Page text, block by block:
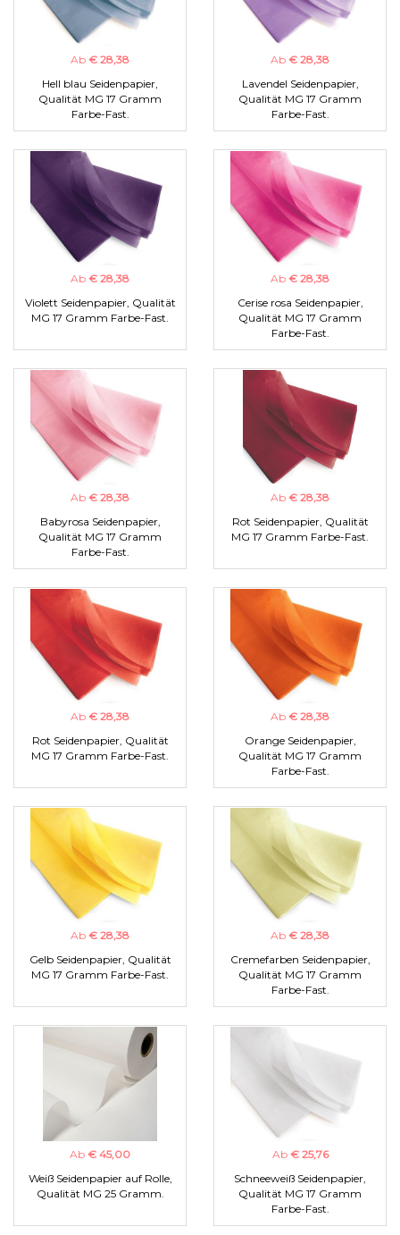
Ab € 28,38
Hell blau Seidenpapier,
Qualität MG 17 Gramm
Farbe-Fast.
Ab € 28,38
Lavendel Seidenpapier,
Qualität MG 17 Gramm
Farbe-Fast.
Ab € 28,38
Violett Seidenpapier, Qualität
MG 17 Gramm Farbe-Fast.
Ab € 28,38
Cerise rosa Seidenpapier,
Qualität MG 17 Gramm
Farbe-Fast.
Ab € 28,38
Babyrosa Seidenpapier,
Qualität MG 17 Gramm
Farbe-Fast.
Ab € 28,38
Rot Seidenpapier, Qualität
MG 17 Gramm Farbe-Fast.
Ab € 28,38
Rot Seidenpapier, Qualität
MG 17 Gramm Farbe-Fast.
Ab € 28,38
Orange Seidenpapier,
Qualität MG 17 Gramm
Farbe-Fast.
Ab € 28,38
Gelb Seidenpapier, Qualität
MG 17 Gramm Farbe-Fast.
Ab € 28,38
Cremefarben Seidenpapier,
Qualität MG 17 Gramm
Farbe-Fast.
Ab € 45,00
Weiß Seidenpapier auf Rolle,
Qualität MG 25 Gramm.
Ab € 25,76
Schneeweiß Seidenpapier,
Qualität MG 17 Gramm
Farbe-Fast.